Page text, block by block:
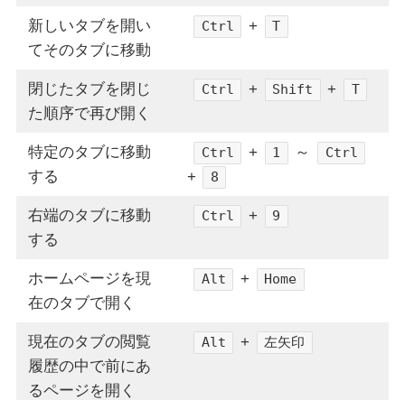
新しいタブを開い
てそのタブに移動
Ctrl + T
閉じたタブを閉じ
た順序で再び開く
Ctrl + Shift + T
特定のタブに移動
する
Ctrl + 1 ～ Ctrl
+ 8
右端のタブに移動
する
Ctrl + 9
ホームページを現
在のタブで開く
Alt + Home
現在のタブの閲覧
履歴の中で前にあ
るページを開く
Alt + 左矢印